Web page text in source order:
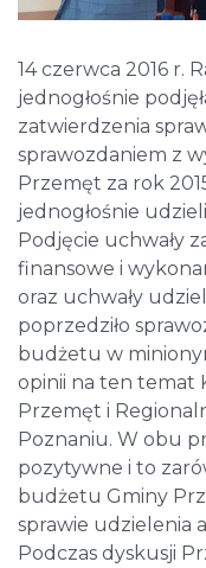
14 czerwca 2016 r.
jednogłośnie
zatwierdzenia
sprawozdaniem z
Przemęt za rok
jednogłośnie
Podjęcie uchwały
finansowe i
oraz uchwały
poprzedziło
budżetu w
opinii na ten temat
Przemęt i
Poznaniu. W obu
pozytywne i to
budżetu Gminy
sprawie udzielenia
Podczas dyskusji